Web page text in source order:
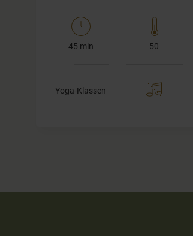
45 min 50
Yoga-Klassen